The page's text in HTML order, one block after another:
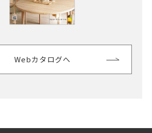
Webカタログへ